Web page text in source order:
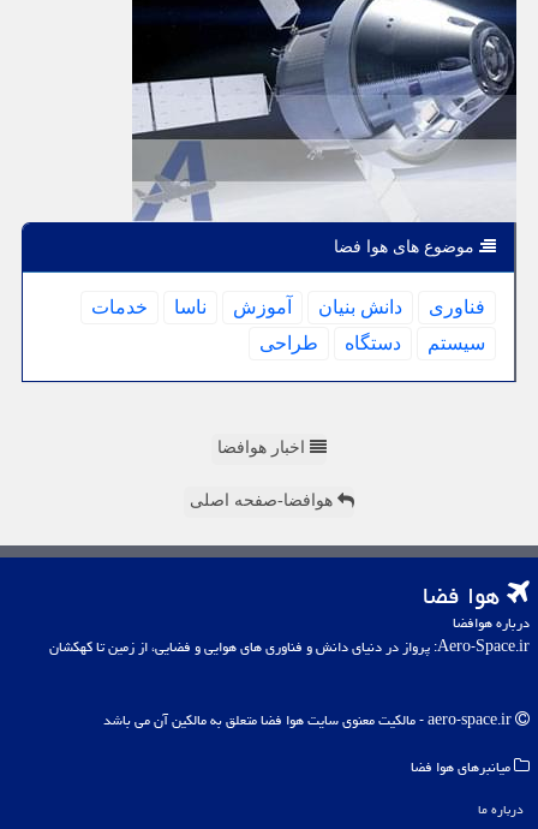
موضوع های هوا فضا
فناوری دانش بنیان آموزش ناسا
خدمات
سیستم
دستگاه طراحی
اخبار هوافضا
هوافضا-صفحه اصلی
هوا فضا
درباره هوافضا
Aero-Space.ir: پرواز در دنیای دانش و فناوری های هوایی و فضایی، از زمین تا کهکشان
میانبرهای هوا فضا
درباره ما